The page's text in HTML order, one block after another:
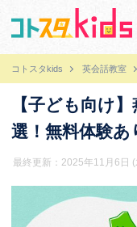
コトスタkids 英会話教室
【子ども向け
選！無料体験あ
最終更新：2025年11月6日